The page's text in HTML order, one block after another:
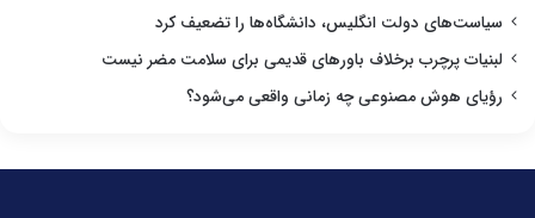
سیاست‌های دولت انگلیس، دانشگاه‌ها را تضعیف کرد
لبنیات پرچرب برخلاف باورهای قدیمی برای سلامت مضر نیست
رؤیای هوش مصنوعی چه زمانی واقعی می‌شود؟